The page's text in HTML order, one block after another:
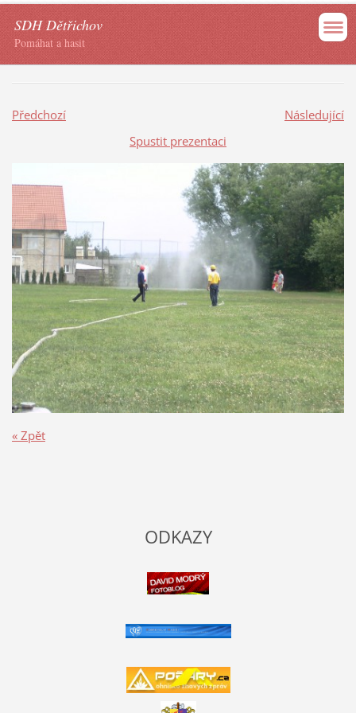
SDH Dětřichov
Pomáhat a hasit
Předchozí
Následující
Spustit prezentaci
« Zpět
ODKAZY